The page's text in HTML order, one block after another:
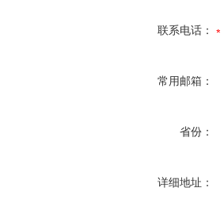
联系电话：
常用邮箱：
省份：
详细地址：